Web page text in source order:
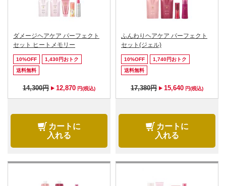
ダメージヘアケア パーフェクト
セット ヒートメモリー
10%OFF
1,430円おトク
送料無料
14,300円 12,870 円(税込)
カートに
入れる
ふんわりヘアケア パーフェクト
セット(ジェル)
10%OFF
1,740円おトク
送料無料
17,380円 15,640 円(税込)
カートに
入れる